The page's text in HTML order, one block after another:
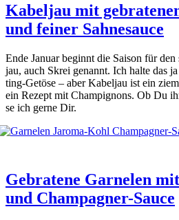
Kabeljau mit
und feiner Sahnesauce
Ende Janu­ar beginnt die Sai­son für
jau, auch Skrei genannt. Ich hal­te das
ting-Getö­se – aber Kabel­jau ist ein
ein Rezept mit Cham­pi­gnons. Ob Du
se ich ger­ne Dir.
Gebratene Garnelen
und Champagner-Sauce